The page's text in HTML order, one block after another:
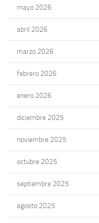
mayo 2026
abril 2026
marzo 2026
febrero 2026
enero 2026
diciembre 2025
noviembre 2025
octubre 2025
septiembre 2025
agosto 2025